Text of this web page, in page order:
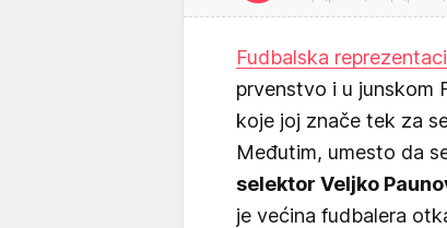
Fudbalska
prvenstvo i u junskom
koje joj znače tek za
Međutim, umesto da
selektor Veljko
je većina fudbalera